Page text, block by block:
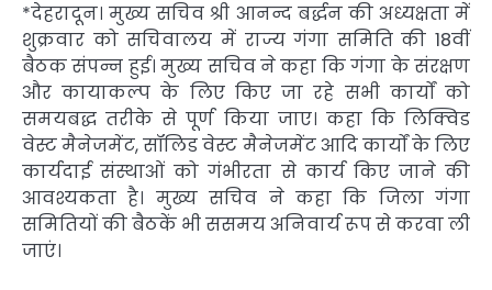
*देहरादून। मुख्य सचिव श्री आनन्द बर्द्धन की अध्यक्षता में
शुक्रवार को सचिवालय में राज्य गंगा समिति की 18वीं
बैठक संपन्न हुई। मुख्य सचिव ने कहा कि गंगा के संरक्षण
और कायाकल्प के लिए किए जा रहे सभी कार्यों को
समयबद्ध तरीके से पूर्ण किया जाए। कहा कि लिक्विड
वेस्ट मैनेजमेंट, सॉलिड वेस्ट मैनेजमेंट आदि कार्यों के लिए
कार्यदाई संस्थाओं को गंभीरता से कार्य किए जाने की
आवश्यकता है। मुख्य सचिव ने कहा कि जिला गंगा
समितियों की बैठकें भी ससमय अनिवार्य रूप से करवा ली
जाएं।